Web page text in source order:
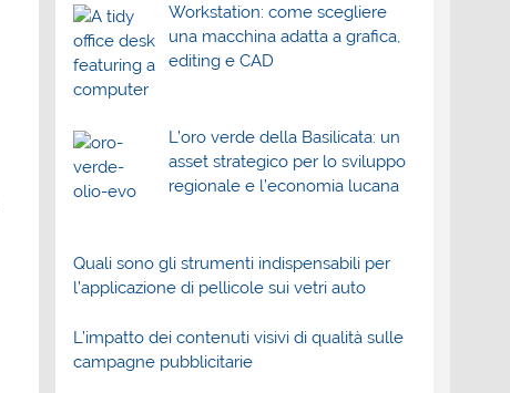
Workstation: come scegliere
una macchina adatta a grafica,
editing e CAD
L’oro verde della Basilicata: un
asset strategico per lo sviluppo
regionale e l’economia lucana
Quali sono gli strumenti indispensabili per
l’applicazione di pellicole sui vetri auto
L’impatto dei contenuti visivi di qualità sulle
campagne pubblicitarie